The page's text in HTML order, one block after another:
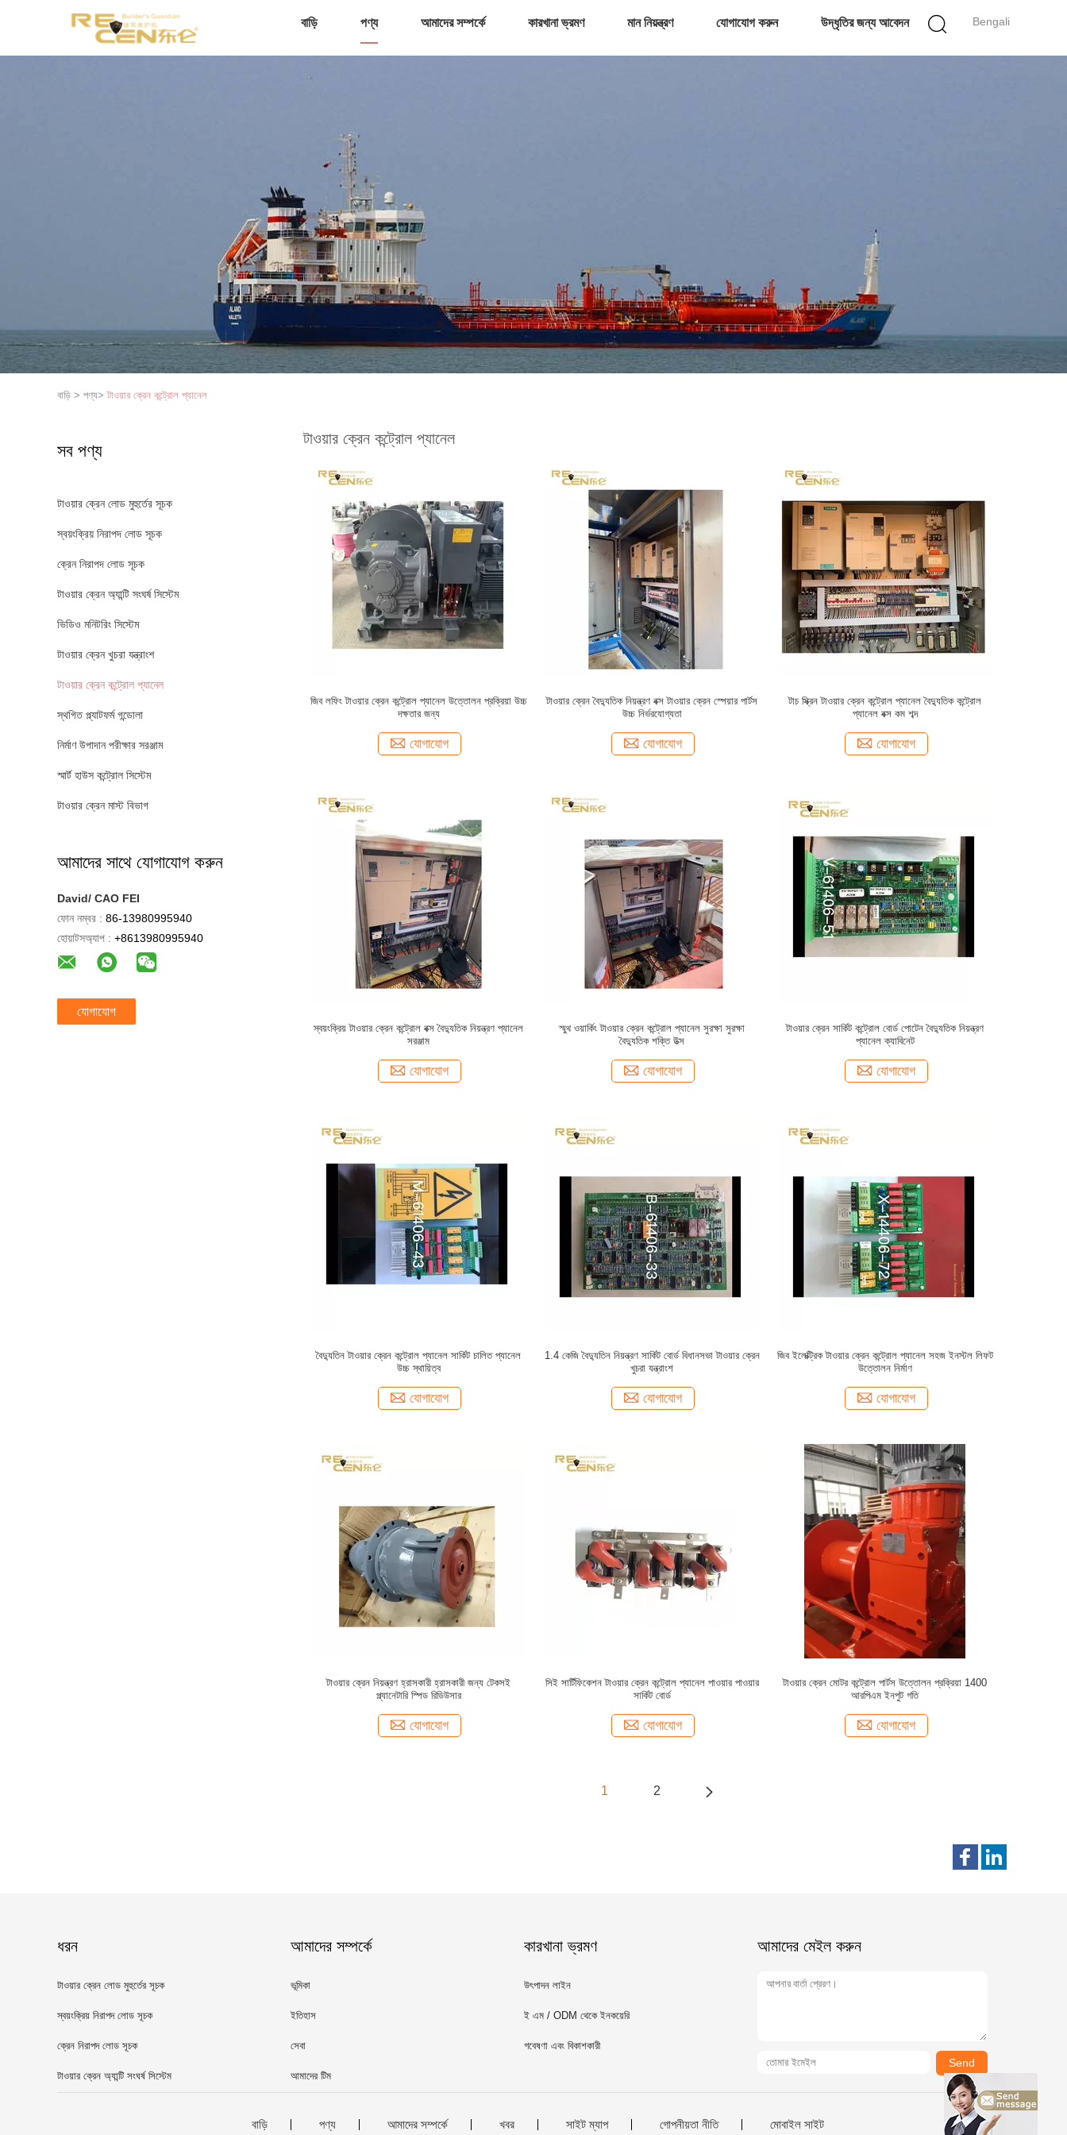
Bengali
বাড়ি পণ্য আমাদের সম্পর্কে কারখানা ভ্রমণ মান নিয়ন্ত্রণ যোগাযোগ করুন উদ্ধৃতির জন্য আবেদন
বাড়ি > পণ্য>টাওয়ার ক্রেন কন্ট্রোল প্যানেল
সব পণ্য
টাওয়ার ক্রেন লোড মুহুর্তের সূচক
স্বয়ংক্রিয় নিরাপদ লোড সূচক
ক্রেন নিরাপদ লোড সূচক
টাওয়ার ক্রেন অ্যান্টি সংঘর্ষ সিস্টেম
ভিডিও মনিটরিং সিস্টেম
টাওয়ার ক্রেন খুচরা যন্ত্রাংশ
টাওয়ার ক্রেন কন্ট্রোল প্যানেল
স্থগিত প্ল্যাটফর্ম গন্ডোলা
নির্মাণ উপাদান পরীক্ষার সরঞ্জাম
স্মার্ট হাউস কন্ট্রোল সিস্টেম
টাওয়ার ক্রেন মাস্ট বিভাগ
আমাদের সাথে যোগাযোগ করুন
David/ CAO FEI
ফোন নম্বর : 86-13980995940
হোয়াটসঅ্যাপ : +8613980995940
যোগাযোগ
টাওয়ার ক্রেন কন্ট্রোল প্যানেল
জিব লফিং টাওয়ার ক্রেন কন্ট্রোল প্যানেল উত্তোলন প্রক্রিয়া উচ্চ
দক্ষতার জন্য
যোগাযোগ
টাওয়ার ক্রেন বৈদ্যুতিক নিয়ন্ত্রণ বক্স টাওয়ার ক্রেন স্পেয়ার পার্টস
উচ্চ নির্ভরযোগ্যতা
যোগাযোগ
টাচ স্ক্রিন টাওয়ার ক্রেন কন্ট্রোল প্যানেল বৈদ্যুতিক কন্ট্রোল
প্যানেল বক্স কম শব্দ
যোগাযোগ
স্বয়ংক্রিয় টাওয়ার ক্রেন কন্ট্রোল বক্স বৈদ্যুতিক নিয়ন্ত্রণ প্যানেল
সরঞ্জাম
যোগাযোগ
স্মুথ ওয়ার্কিং টাওয়ার ক্রেন কন্ট্রোল প্যানেল সুরক্ষা সুরক্ষা
বৈদ্যুতিক শক্তি উত্স
যোগাযোগ
টাওয়ার ক্রেন সার্কিট কন্ট্রোল বোর্ড পোটেন বৈদ্যুতিক নিয়ন্ত্রণ
প্যানেল ক্যাবিনেট
যোগাযোগ
বৈদ্যুতিন টাওয়ার ক্রেন কন্ট্রোল প্যানেল সার্কিট চালিত প্যানেল
উচ্চ স্থায়িত্ব
যোগাযোগ
1.4 কেজি বৈদ্যুতিন নিয়ন্ত্রণ সার্কিট বোর্ড বিধানসভা টাওয়ার ক্রেন
খুচরা যন্ত্রাংশ
যোগাযোগ
জিব ইলেক্ট্রিক টাওয়ার ক্রেন কন্ট্রোল প্যানেল সহজ ইনস্টল লিফট
উত্তোলন নির্মাণ
যোগাযোগ
টাওয়ার ক্রেন নিয়ন্ত্রণ হ্রাসকারী হ্রাসকারী জন্য টেকসই
প্ল্যানেটারি স্পিড রিডিউসার
যোগাযোগ
সিই সার্টিফিকেশন টাওয়ার ক্রেন কন্ট্রোল প্যানেল পাওয়ার পাওয়ার
সার্কিট বোর্ড
যোগাযোগ
টাওয়ার ক্রেন মোটর কন্ট্রোল পার্টস উত্তোলন প্রক্রিয়া 1400
আরপিএম ইনপুট গতি
যোগাযোগ
1 2
ধরন
টাওয়ার ক্রেন লোড মুহুর্তের সূচক
স্বয়ংক্রিয় নিরাপদ লোড সূচক
ক্রেন নিরাপদ লোড সূচক
টাওয়ার ক্রেন অ্যান্টি সংঘর্ষ সিস্টেম
আমাদের সম্পর্কে
ভূমিকা
ইতিহাস
সেবা
আমাদের টিম
কারখানা ভ্রমণ
উৎপাদন লাইন
ই এম / ODM থেকে ইনকয়েরি
গবেষণা এবং বিকাশকারী
আমাদের মেইল ​​করুন
Send
বাড়ি পণ্য আমাদের সম্পর্কে খবর সাইট ম্যাপ গোপনীয়তা নীতি মোবাইল সাইট